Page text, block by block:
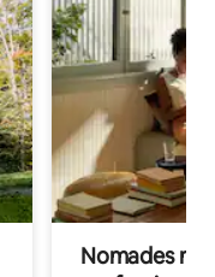
Nomades